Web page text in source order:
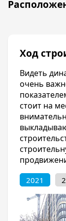
Жилой
пойти на
или
В 350
зеленая
Вблизи
садиков,
Первые
магазины,
Транспорт
Ход
Видеть
очень
стоит на
2021